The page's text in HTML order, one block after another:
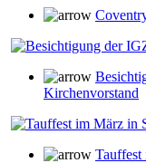
Kirchenvorstand